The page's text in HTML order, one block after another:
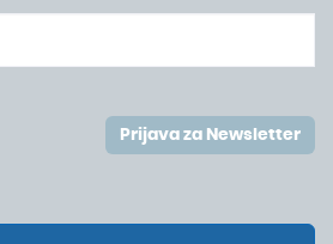
Prijava za Newsletter